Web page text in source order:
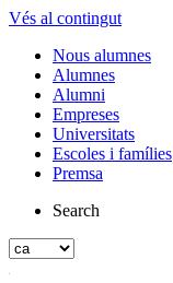
Vés al contingut
Nous alumnes
Alumnes
Alumni
Empreses
Universitats
Escoles i famílies
Premsa
Search